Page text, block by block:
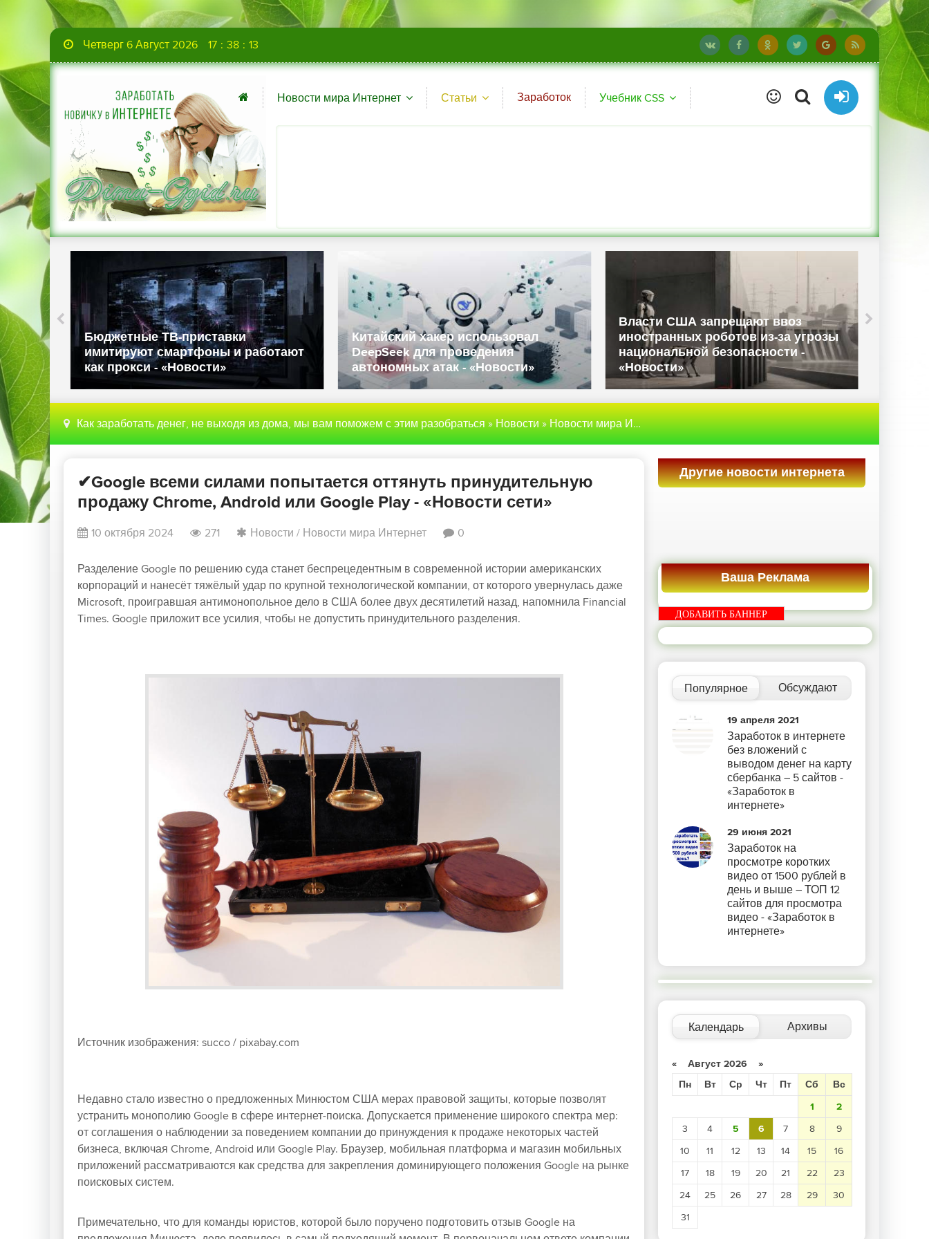
Четверг 6 Август 2026 17 : 38 : 15
Новости мира Интернет Статьи Заработок Учебник CSS
в
Бюджетные ТВ-приставки
имитируют смартфоны и работают
как прокси - «Новости»
Китайский хакер использовал
DeepSeek для проведения
автономных атак - «Новости»
Власти США запрещают ввоз
иностранных роботов из-за угрозы
национальной безопасности -
«Новости»
Как заработать денег, не выходя из дома, мы вам поможем с этим разобраться»Новости»Новости мира Интернет » Google всеми силами попытается оттянуть
✔Google всеми силами попытается оттянуть принудительную
продажу Chrome, Android или Google Play - «Новости сети»
10 октября 2024 271 Новости / Новости мира Интернет 0
Разделение Google по решению суда станет беспрецедентным в современной истории американских
корпораций и нанесёт тяжёлый удар по крупной технологической компании, от которого увернулась даже
Microsoft, проигравшая антимонопольное дело в США более двух десятилетий назад, напомнила Financial
Times. Google приложит все усилия, чтобы не допустить принудительного разделения.
Источник изображения: succo / pixabay.com
Недавно стало известно о предложенных Минюстом США мерах правовой защиты, которые позволят
устранить монополию Google в сфере интернет-поиска. Допускается применение широкого спектра мер:
от соглашения о наблюдении за поведением компании до принуждения к продаже некоторых частей
бизнеса, включая Chrome, Android или Google Play. Браузер, мобильная платформа и магазин мобильных
приложений рассматриваются как средства для закрепления доминирующего положения Google на рынке
поисковых систем.
Примечательно, что для команды юристов, которой было поручено подготовить отзыв Google на
Другие новости интернета
Ваша Реклама
ДОБАВИТЬ БАННЕР
Популярное Обсуждают
19 апреля 2021
Заработок в интернете
без вложений с
выводом денег на карту
сбербанка – 5 сайтов -
«Заработок в
интернете»
29 июня 2021
Заработок на
просмотре коротких
видео от 1500 рублей в
день и выше – ТОП 12
сайтов для просмотра
видео - «Заработок в
интернете»
Календарь Архивы
« Август 2026 »
Пн
Вт Ср Чт Пт Сб
Вс
1
2
3
4 5 6 7 8
9
10
11 12 13 14 15
16
17
18 19 20 21 22
23
24
25 26 27 28 29
30
31